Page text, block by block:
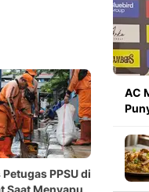
PPSU di
Saat Menyapu
AC